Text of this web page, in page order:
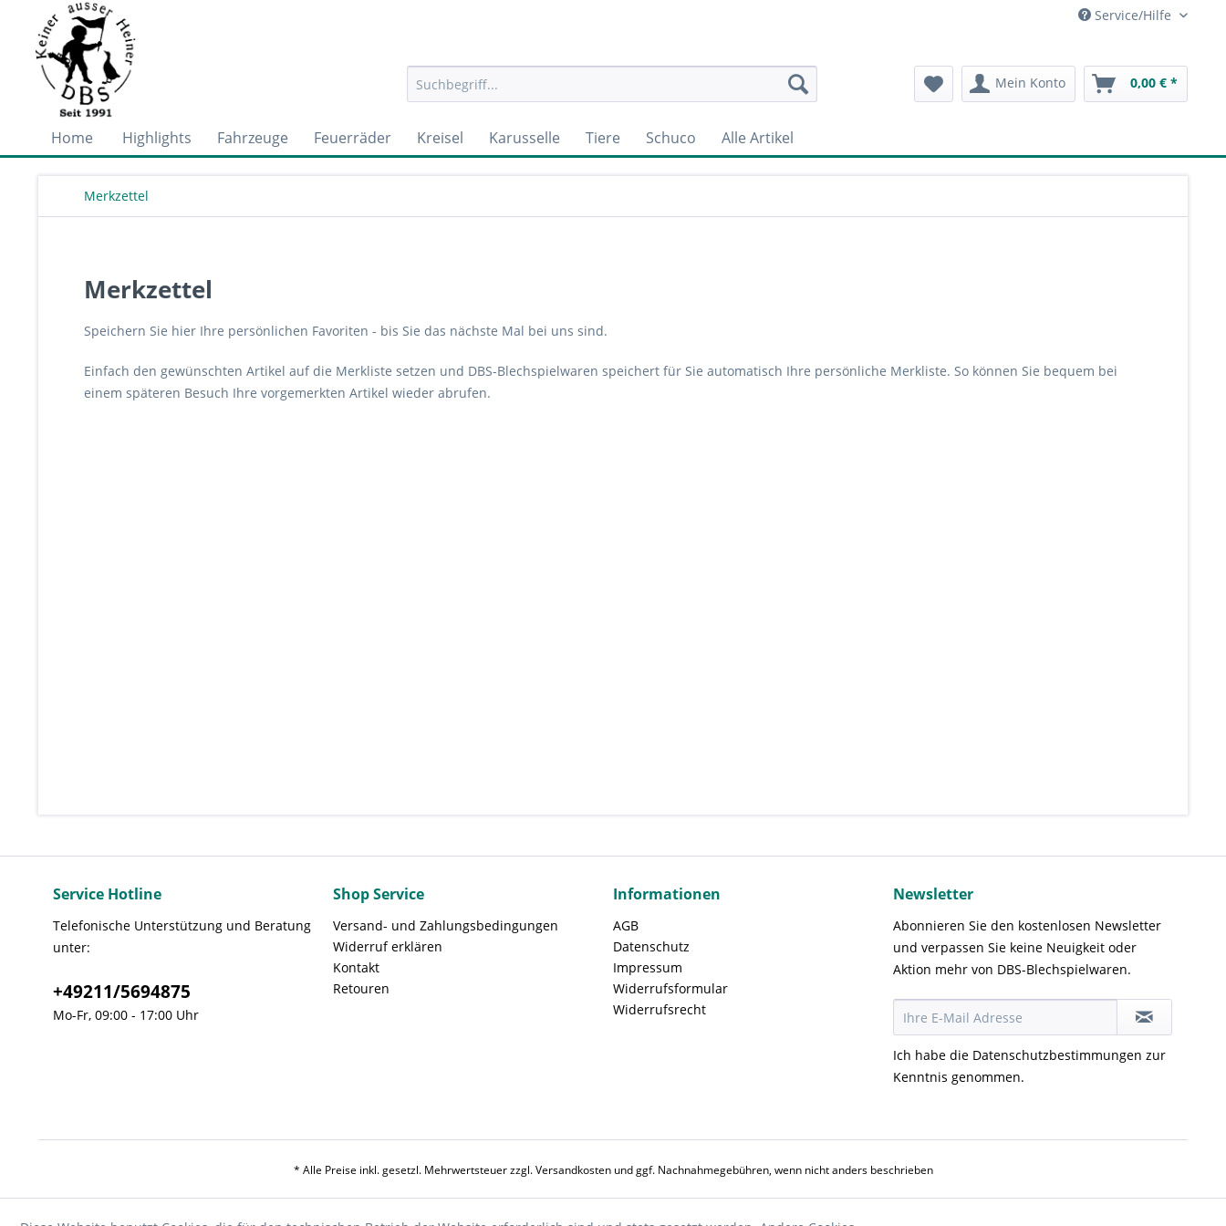
Service/Hilfe
Mein Konto 0,00 € *
Home Highlights Fahrzeuge Feuerräder Kreisel Karusselle Tiere Schuco Alle Artikel
Merkzettel
Merkzettel
Speichern Sie hier Ihre persönlichen Favoriten - bis Sie das nächste Mal bei uns sind.
Einfach den gewünschten Artikel auf die Merkliste setzen und DBS-Blechspielwaren speichert für Sie automatisch Ihre persönliche Merkliste. So können Sie bequem bei
einem späteren Besuch Ihre vorgemerkten Artikel wieder abrufen.
Service Hotline
Telefonische Unterstützung und Beratung
unter:
+49211/5694875
Mo-Fr, 09:00 - 17:00 Uhr
Shop Service
Versand- und Zahlungsbedingungen
Widerruf erklären
Kontakt
Retouren
Informationen
AGB
Datenschutz
Impressum
Widerrufsformular
Widerrufsrecht
Newsletter
Abonnieren Sie den kostenlosen Newsletter
und verpassen Sie keine Neuigkeit oder
Aktion mehr von DBS-Blechspielwaren.
Ich habe die Datenschutzbestimmungen zur
Kenntnis genommen.
* Alle Preise inkl. gesetzl. Mehrwertsteuer zzgl.Versandkostenund ggf. Nachnahmegebühren, wenn nicht anders beschrieben